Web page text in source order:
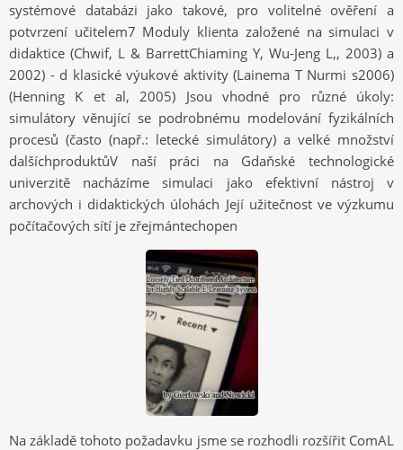
systémové databázi jako takové, pro volitelné ověření a
potvrzení učitelem7 Moduly klienta založené na simulaci v
didaktice (Chwif, L & BarrettChiaming Y, Wu-Jeng L,, 2003) a
2002) - d klasické výukové aktivity (Lainema T Nurmi s2006)
(Henning K et al, 2005) Jsou vhodné pro různé úkoly:
simulátory věnující se podrobnému modelování fyzikálních
procesů (často (např.: letecké simulátory) a velké množství
dalšíchproduktůV naší práci na Gdaňské technologické
univerzitě nacházíme simulaci jako efektivní nástroj v
archových i didaktických úlohách Její užitečnost ve výzkumu
počítačových sítí je zřejmántechopen
Na základě tohoto požadavku jsme se rozhodli rozšířit ComAL